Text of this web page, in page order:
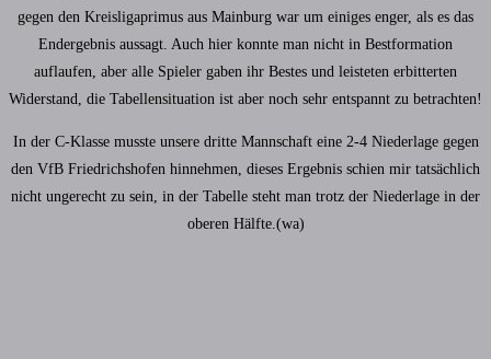
gegen den Kreisligaprimus aus Mainburg war um einiges enger, als es das
Endergebnis aussagt. Auch hier konnte man nicht in Bestformation
auflaufen, aber alle Spieler gaben ihr Bestes und leisteten erbitterten
Widerstand, die Tabellensituation ist aber noch sehr entspannt zu betrachten!
In der C-Klasse musste unsere dritte Mannschaft eine 2-4 Niederlage gegen
den VfB Friedrichshofen hinnehmen, dieses Ergebnis schien mir tatsächlich
nicht ungerecht zu sein, in der Tabelle steht man trotz der Niederlage in der
oberen Hälfte.(wa)